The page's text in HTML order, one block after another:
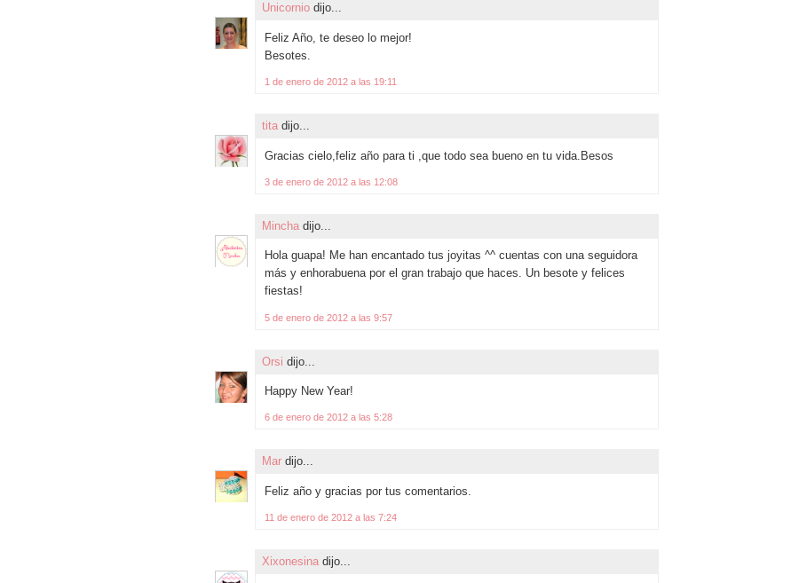
Unicornio dijo...
Feliz Año, te deseo lo mejor!
Besotes.
1 de enero de 2012 a las 19:11
tita dijo...
Gracias cielo,feliz año para ti ,que todo sea bueno en tu vida.Besos
3 de enero de 2012 a las 12:08
Mincha dijo...
Hola guapa! Me han encantado tus joyitas ^^ cuentas con una seguidora
más y enhorabuena por el gran trabajo que haces. Un besote y felices
fiestas!
5 de enero de 2012 a las 9:57
Orsi dijo...
Happy New Year!
6 de enero de 2012 a las 5:28
Mar dijo...
Feliz año y gracias por tus comentarios.
11 de enero de 2012 a las 7:24
Xixonesina dijo...